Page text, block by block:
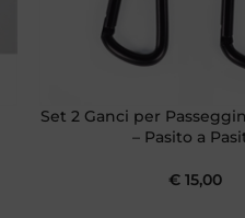
Set 2 Ganci per
– Pasito a
€15,00